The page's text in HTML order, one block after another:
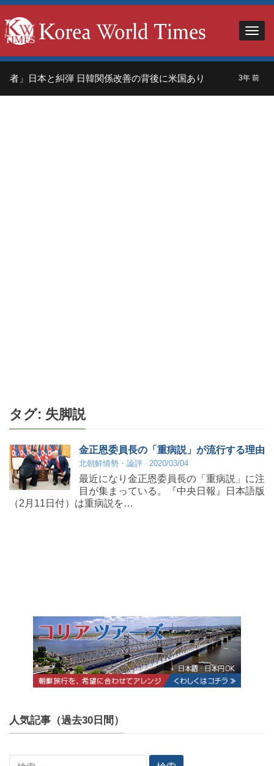
者」日本と糾弾 日韓関係改善の背後に米国あり 3年 前
タグ: 失脚説
金正恩委員長の「重病説」が流行する理由
北朝鮮情勢・論評 2020/03/04
最近になり金正恩委員長の「重病説」に注
目が集まっている。『中央日報』日本語版
（2月11日付）は重病説を…
人気記事（過去30日間）